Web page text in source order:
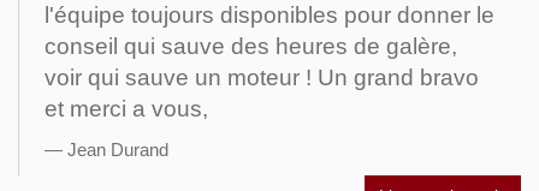
l'équipe toujours disponibles pour donner le
conseil qui sauve des heures de galère,
voir qui sauve un moteur ! Un grand bravo
et merci a vous,
Jean Durand